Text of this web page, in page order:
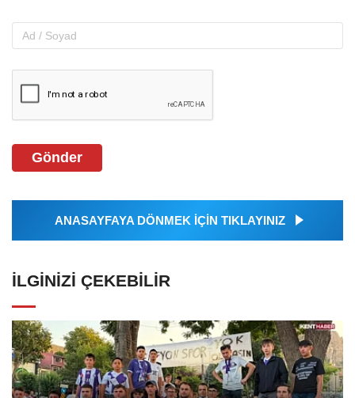
Gönder
ANASAYFAYA DÖNMEK İÇİN TIKLAYINIZ
İLGINIZI ÇEKEBILIR